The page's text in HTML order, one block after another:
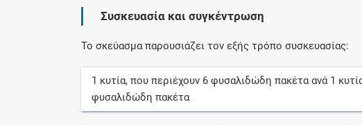
Συσκευασία και συγκέντρωση
Το σκεύασμα παρουσιάζει τον εξής τρόπο συσκευασίας:
1 κυτία, που περιέχουν 6 φυσαλιδώδη πακέταανά 1
φυσαλιδώδη πακέτα